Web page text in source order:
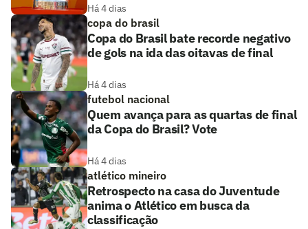
Há 4 dias
copa do brasil
Copa do Brasil bate recorde negativo
de gols na ida das oitavas de final
Há 4 dias
futebol nacional
Quem avança para as quartas de final
da Copa do Brasil? Vote
Há 4 dias
atlético mineiro
Retrospecto na casa do Juventude
anima o Atlético em busca da
classificação